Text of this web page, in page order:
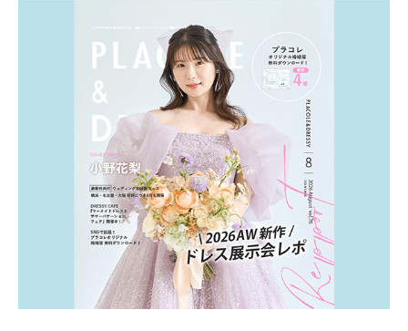
一番お得？」「プラコレの特典は？」といった疑問も
解決します。 まずは診断で候補を絞れる「ウェディ
ング診断」か、体験型 […]続きを読む